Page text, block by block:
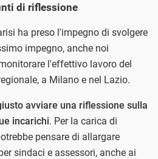
di riflessione
ha preso l'impegno di svolgere
impegno, anche noi
l'effettivo lavoro del
a Milano e nel Lazio.
avviare una riflessione sulla
incarichi. Per la carica di
pensare di allargare
sindaci e assessori, anche ai